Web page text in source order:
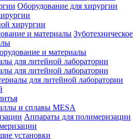
Оборудование для хирургии
хирургии
и материалы Зуботехническое
и материалы
для литейной лаборатории
для литейной лаборатории
для литейной лаборатории
и сплавы MESA
Аппараты для полимеризации
установки